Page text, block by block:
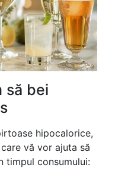
să bei
hipocalorice,
vă vor ajuta să
timpul consumului: